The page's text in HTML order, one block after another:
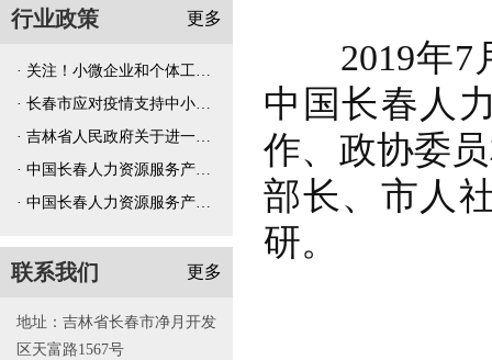
行业政策 更多
· 关注！小微企业和个体工商户所得税优
· 长春市应对疫情支持中小企业共渡难
· 吉林省人民政府关于进一步支持打好
· 中国长春人力资源服务产业园入园流
· 中国长春人力资源服务产业园退出机
联系我们 更多
地址：吉林省长春市净月开发
区天富路1567号
2019年7月
中国长春人
作、政协委
部长、市人
研。